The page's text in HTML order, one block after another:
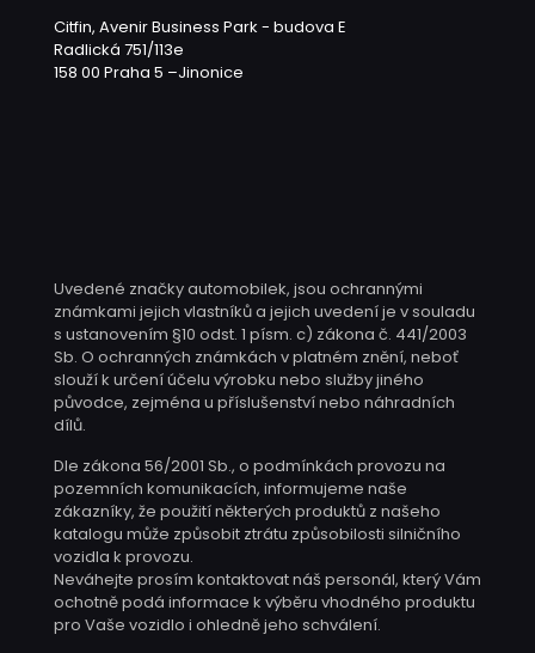
Citfin, Avenir Business Park - budova E
Radlická 751/113e
158 00 Praha 5 –Jinonice
Uvedené značky automobilek, jsou ochrannými
známkami jejich vlastníků a jejich uvedení je v souladu
s ustanovením §10 odst. 1 písm. c) zákona č. 441/2003
Sb. O ochranných známkách v platném znění, neboť
slouží k určení účelu výrobku nebo služby jiného
původce, zejména u příslušenství nebo náhradních
dílů.
Dle zákona 56/2001 Sb., o podmínkách provozu na
pozemních komunikacích, informujeme naše
zákazníky, že použití některých produktů z našeho
katalogu může způsobit ztrátu způsobilosti silničního
vozidla k provozu.
Neváhejte prosím kontaktovat náš personál, který Vám
ochotně podá informace k výběru vhodného produktu
pro Vaše vozidlo i ohledně jeho schválení.